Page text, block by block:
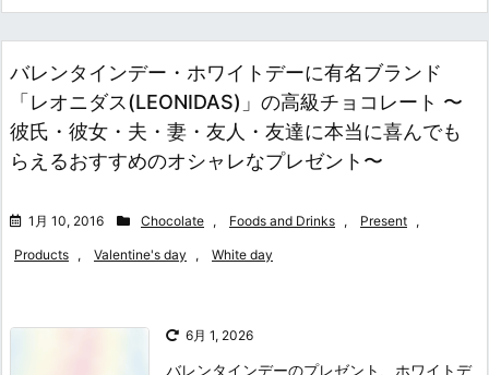
バレンタインデー・ホワイトデーに有名ブランド
「レオニダス(LEONIDAS)」の高級チョコレート 〜
彼氏・彼女・夫・妻・友人・友達に本当に喜んでも
らえるおすすめのオシャレなプレゼント〜
1月 10, 2016 Chocolate , Foods and Drinks , Present ,
Products , Valentine's day , White day
6月 1, 2026
バレンタインデーのプレゼント、ホワイトデ